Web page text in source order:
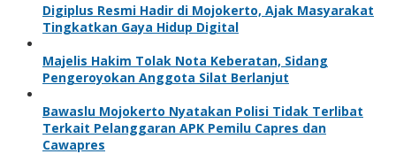
Digiplus Resmi Hadir di Mojokerto, Ajak Masyarakat
Tingkatkan Gaya Hidup Digital
Majelis Hakim Tolak Nota Keberatan, Sidang
Pengeroyokan Anggota Silat Berlanjut
Bawaslu Mojokerto Nyatakan Polisi Tidak Terlibat
Terkait Pelanggaran APK Pemilu Capres dan
Cawapres